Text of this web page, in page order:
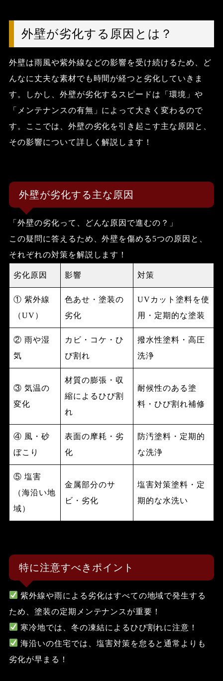
外壁が劣化する原因とは？
外壁は雨風や紫外線などの影響を受け続けるため、ど
んなに丈夫な素材でも時間が経つと劣化していきま
す。しかし、 外壁が劣化するスピードは「環境」や
「メンテナンスの有無」によって大きく変わるので
す。ここでは、外壁の劣化を引き起こす主な原因と、
その影響について詳しく解説します！
外壁が劣化する主な原因
「外壁の劣化って、どんな原因で進むの？」
この疑問に答えるため、外壁を傷める5つの原因 と、
それぞれの対策を解説します！
劣化原因 影響 対策
① 紫外線
（UV）
色あせ・塗装の
劣化
UVカット塗料を使
用・定期的な塗装
② 雨や湿
気
カビ・コケ・ひ
び割れ
撥水性塗料・高圧
洗浄
③ 気温の
変化
材質の膨張・収
縮によるひび割
れ
耐候性のある塗
料・ひび割れ補修
④ 風・砂
ぼこり
表面の摩耗・劣
化
防汚塗料・定期的
な洗浄
⑤ 塩害
（海沿い地
域）
金属部分のサ
ビ・劣化
塩害対策塗料・定
期的な水洗い
特に注意すべきポイント
紫外線や雨による劣化はすべての地域で発生する
ため、塗装の定期メンテナンスが重要！
寒冷地では、冬の凍結によるひび割れに注意！
海沿いの住宅では、塩害対策を怠ると通常よりも
劣化が早まる！